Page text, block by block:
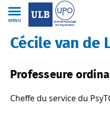
MENU
Psycho UPO FR L'Unité
Cécile van de
Professeure
Cheffe du service du